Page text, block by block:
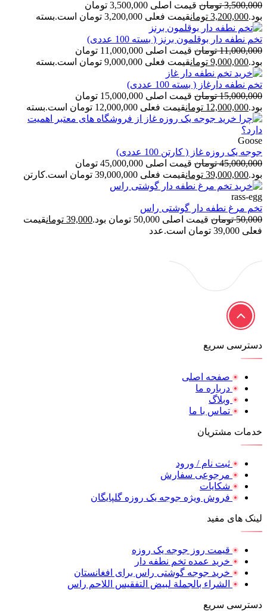
3,500,000 تومان
قیمت اصلی 3,500,000 تومان
بود.3,200,000 تومانقیمت فعلی 3,200,000 تومان است. بسته
تخم نطفه دار بوقلمون برنز ( بسته 100 عددی)
11,000,000 تومان
قیمت اصلی 11,000,000 تومان
بود.9,000,000 تومانقیمت فعلی 9,000,000 تومان است. بسته
تخم نطفه دارغاز ( بسته 100 عددی)
15,000,000 تومان
قیمت اصلی 15,000,000 تومان
بود.12,000,000 تومانقیمت فعلی 12,000,000 تومان است. بسته
Goose
جوجه یک روزه غاز ( کارتن 100 عددی)
45,000,000 تومان
قیمت اصلی 45,000,000 تومان
بود.39,000,000 تومانقیمت فعلی 39,000,000 تومان است. کارتن
rass-egg
تخم مرغ نطفه دار گوشتی راس
50,000 تومان قیمت اصلی 50,000 تومان بود. 39,000 تومانقیمت
فعلی 39,000 تومان است.
عدد
دسترسی سریع
صفحه اصلی
درباره ما
وبلاگ
تماس با ما
خدمات مشتریان
ثبت نام / ورود
مرجوعی سفارش
شکایات
فروش ویژه جوجه یک روزه گلپایگان
لینک های مفید
قیمت روز جوجه یک روزه
خرید عمده تخم نطفه دار
خرید جوجه گوشتی راس برای افغانستان
الشراء بالجملة لبيض التفقيس اللاحم راس
دسترسی سریع